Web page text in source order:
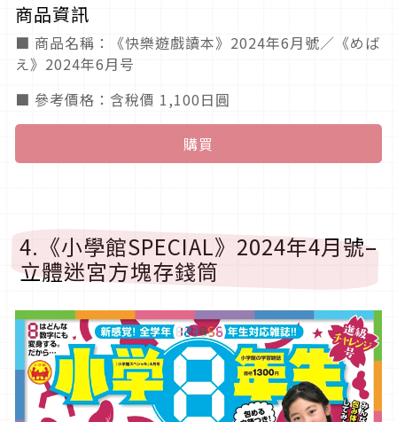
商品資訊
■ 商品名稱：《快樂遊戲讀本》2024年6月號／《めば
え》2024年6月号
■ 參考價格：含稅價 1,100日圓
購買
4.《小學館SPECIAL》2024年4月號–
立體迷宮方塊存錢筒